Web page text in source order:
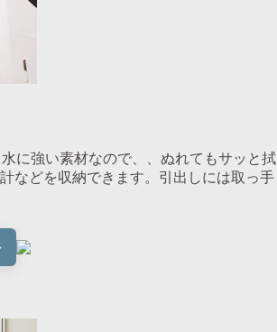
に強い素材なので、、ぬれてもサッと拭
などを収納できます。引出しには取っ手